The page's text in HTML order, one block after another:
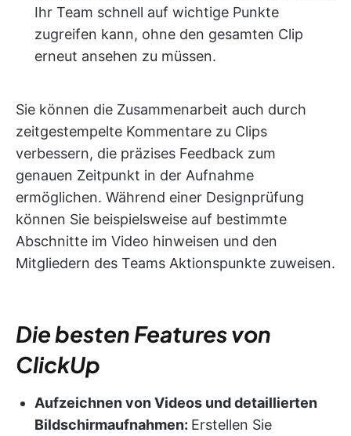
Ihr Team schnell auf wichtige Punkte
zugreifen kann, ohne den gesamten Clip
erneut ansehen zu müssen.
Sie können die Zusammenarbeit auch durch
zeitgestempelte Kommentare zu Clips
verbessern, die präzises Feedback zum
genauen Zeitpunkt in der Aufnahme
ermöglichen. Während einer Designprüfung
können Sie beispielsweise auf bestimmte
Abschnitte im Video hinweisen und den
Mitgliedern des Teams Aktionspunkte zuweisen.
Die besten Features von
ClickUp
Aufzeichnen von Videos und detaillierten
Bildschirmaufnahmen: Erstellen Sie